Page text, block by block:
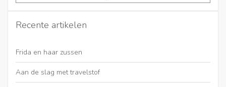
Recente artikelen
Frida en haar zussen
Aan de slag met travelstof